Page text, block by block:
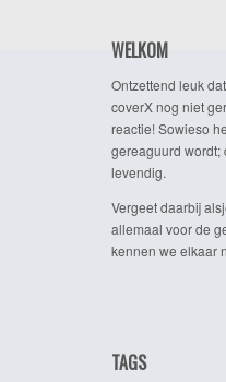
WELKOM
Ontzettend leuk
coverX nog niet
reactie! Sowieso
gereaguurd wordt;
levendig.
Vergeet daarbij
allemaal voor de
kennen we elkaar
TAGS